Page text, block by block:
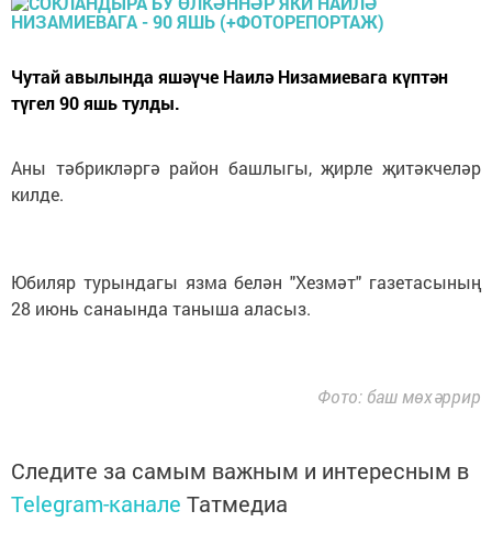
Чутай авылында яшәүче Наилә Низамиевага күптән
түгел 90 яшь тулды.
Аны тәбрикләргә район башлыгы, җирле җитәкчеләр
килде.
Юбиляр турындагы язма белән "Хезмәт" газетасының
28 июнь санаында таныша аласыз.
Фото: баш мөхәррир
Следите за самым важным и интересным в
Telegram-канале Татмедиа